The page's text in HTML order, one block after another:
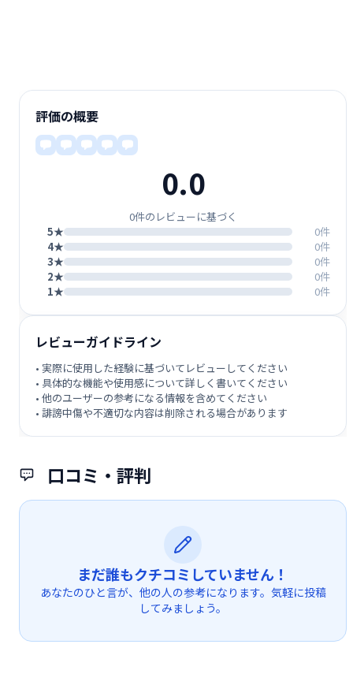
口コミ・評判
まだ誰もクチコミしていません！
あなたのひと言が、他の人の参考になります。気軽に投稿
してみましょう。
評価の概要
0.0
0件のレビューに基づく
5★
0件
4★
0件
3★
0件
2★
0件
1★
0件
レビューガイドライン
• 実際に使用した経験に基づいてレビューしてください
• 具体的な機能や使用感について詳しく書いてください
• 他のユーザーの参考になる情報を含めてください
• 誹謗中傷や不適切な内容は削除される場合があります